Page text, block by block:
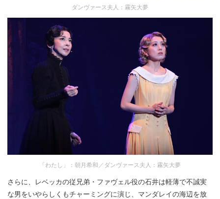
ダンヴァース夫人：霧矢大夢
「わたし」：朝月希和／ダンヴァース夫人：霧矢大夢
さらに、レベッカの従兄弟・ファヴェル役の石井は軽薄で不誠実
な男をいやらしくもチャーミングに演じ、マンダレイの海辺を放